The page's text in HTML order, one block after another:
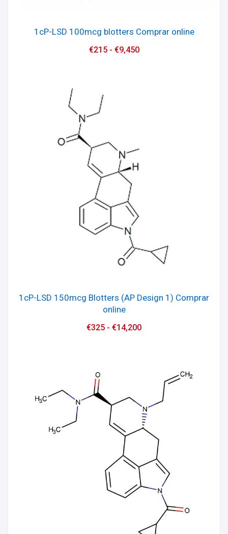
1cP-LSD 100mcg blotters Comprar online
€215- €9,450
1cP-LSD 150mcg Blotters (AP Design 1) Comprar
online
€325 - €14,200